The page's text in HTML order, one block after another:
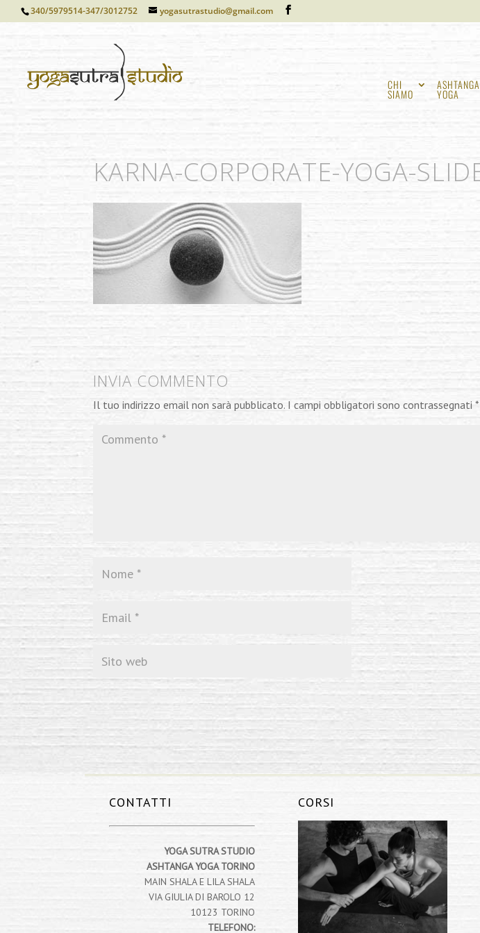
340/5979514-347/3012752 yogasutrastudio@gmail.com
CHI
SIAMO
ASHTANGA
YOGA
KARNA-CORPORATE-YOGA-
INVIA COMMENTO
Il tuo indirizzo email non sarà pubblicato. I campi obbligatori sono contrassegnati*
CONTATTI
YOGA SUTRA STUDIO
ASHTANGA YOGA TORINO
MAIN SHALA E LILA SHALA
VIA GIULIA DI BAROLO 12
10123 TORINO
TELEFONO:
CORSI